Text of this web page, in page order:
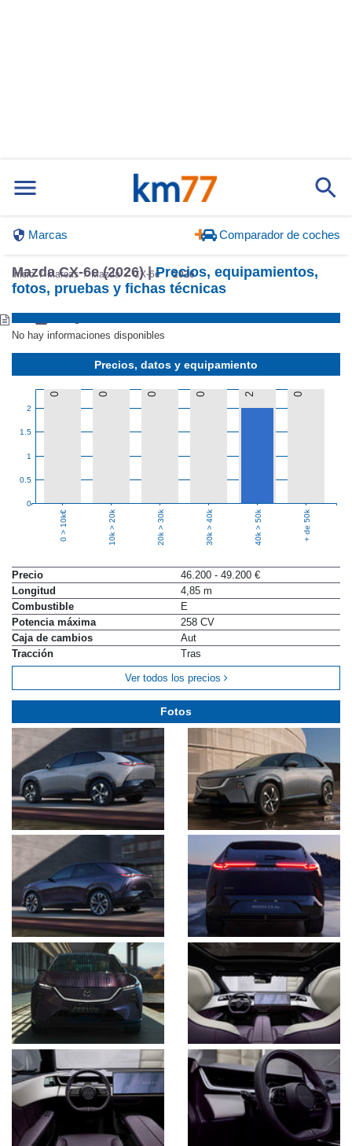
Marcas Comparador de coches
Inicio Marcas Mazda CX-6e 2026
Mazda CX-6e (2026) |Precios, equipamientos,
fotos, pruebas y fichas técnicas
Precios, datos y equipamiento
0
0.5
1
1.5
2
0 0 0 0 2 0
0 > 10k€ 10k > 20k 20k > 30k 30k > 40k 40k > 50k + de 50k
Precio
46.200 - 49.200 €
Longitud
4,85 m
Combustible
E
Potencia máxima
258 CV
Caja de cambios
Aut
Tracción
Tras
Ver todos los precios
No hay informaciones disponibles
Fotos